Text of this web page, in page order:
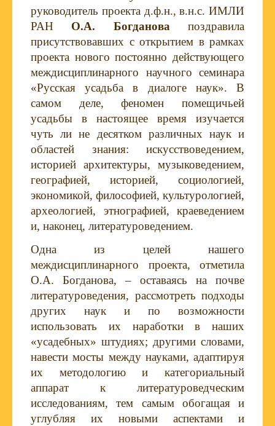
руководитель проекта д.ф.н., в.н.с. ИМЛИ
РАН О.А. Богданова поздравила
присутствовавших с открытием в рамках
проекта нового постоянно действующего
междисциплинарного научного семинара
«Русская усадьба в диалоге наук». В
самом деле, феномен помещичьей
усадьбы в настоящее время изучается
чуть ли не десятком различных наук и
областей знания: искусствоведением,
историей архитектуры, музыковедением,
географией, историей, социологией,
экономикой, философией, культурологией,
археологией, этнографией, краеведением
и, наконец, литературоведением.
Одна из целей нашего
междисциплинарного проекта, отметила
О.А. Богданова, – оставаясь на почве
литературоведения, рассмотреть подходы
других наук и по возможности
использовать их наработки в наших
«усадебных» штудиях; другими словами,
навести мосты между науками, адаптируя
их методологию и категориальный
аппарат к литературоведческим
исследованиям, тем самым обогащая и
углубляя их новыми аспектами и